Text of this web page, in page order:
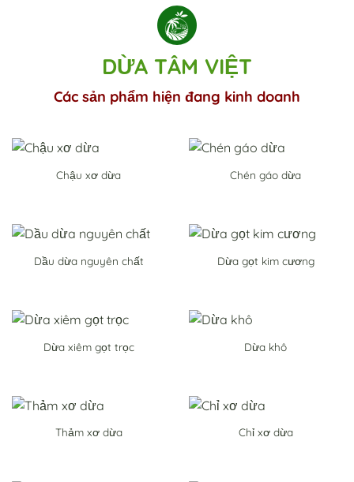
DỪA TÂM VIỆT
Các sản phẩm hiện đang kinh doanh
Chậu xơ dừa Chén gáo dừa
Dầu dừa nguyên chất Dừa gọt kim cương
Dừa xiêm gọt trọc Dừa khô
Thảm xơ dừa Chỉ xơ dừa